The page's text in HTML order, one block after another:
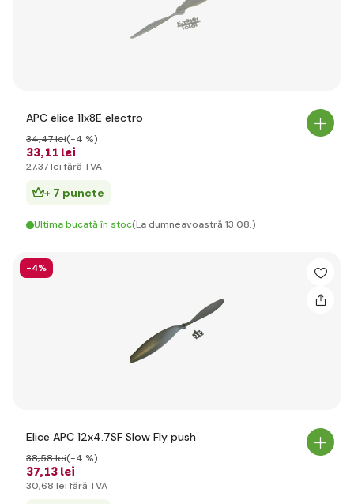
APC elice 11x8E electro
33,11 lei
34,47 lei(-4 %)
27,37 lei fără TVA
+ 7 puncte
Ultima bucată în stoc(La dumneavoastră 13.08.)
-4%
Elice APC 12x4.7SF Slow Fly push
37,13 lei
38,58 lei(-4 %)
30,68 lei fără TVA